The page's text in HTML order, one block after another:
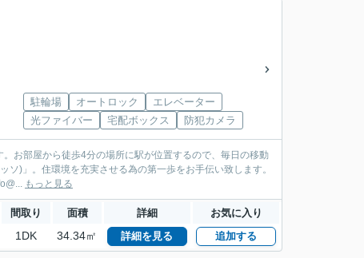
駐輪場 オートロック
エレベーター
光ファイバー
宅配ボックス 防犯カメラ
お部屋から徒歩4分の場所に駅が位置するので、毎日の移動
)」。住環境を充実させる為の第一歩をお手伝い致します。
もっと見る
間取り 面積 詳細 お気に入り
1DK 34.34㎡ 詳細を見る 追加する